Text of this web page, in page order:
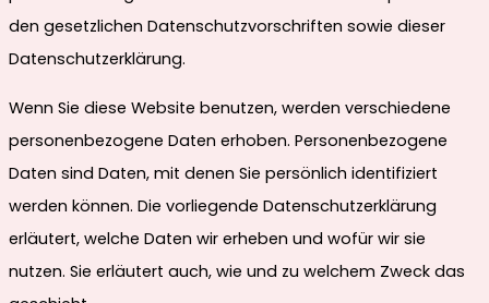
den gesetzlichen Datenschutzvorschriften sowie dieser
Datenschutzerklärung.
Wenn Sie diese Website benutzen, werden verschiedene
personenbezogene Daten erhoben. Personenbezogene
Daten sind Daten, mit denen Sie persönlich identifiziert
werden können. Die vorliegende Datenschutzerklärung
erläutert, welche Daten wir erheben und wofür wir sie
nutzen. Sie erläutert auch, wie und zu welchem Zweck das